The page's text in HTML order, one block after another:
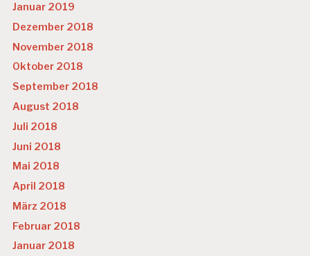
Januar 2019
Dezember 2018
November 2018
Oktober 2018
September 2018
August 2018
Juli 2018
Juni 2018
Mai 2018
April 2018
März 2018
Februar 2018
Januar 2018